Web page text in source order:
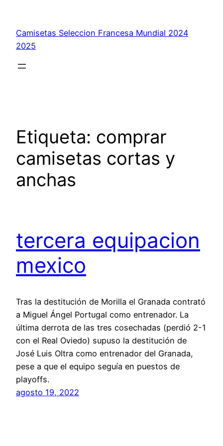
contenido
Camisetas Seleccion Francesa Mundial 2024
2025
Etiqueta: comprar
camisetas cortas y
anchas
tercera equipacion
mexico
Tras la destitución de Morilla el Granada contrató
a Miguel Ángel Portugal como entrenador. La
última derrota de las tres cosechadas (perdió 2-1
con el Real Oviedo) supuso la destitución de
José Luis Oltra como entrenador del Granada,
pese a que el equipo seguía en puestos de
playoffs.
agosto 19, 2022